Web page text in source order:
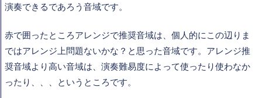
演奏できるであろう音域です。
赤で囲ったところアレンジで推奨音域は、個人的にこの辺りま
ではアレンジ上問題ないかな？と思った音域です。アレンジ推
奨音域より高い音域は、演奏難易度によって使ったり使わなか
ったり、、、というところです。